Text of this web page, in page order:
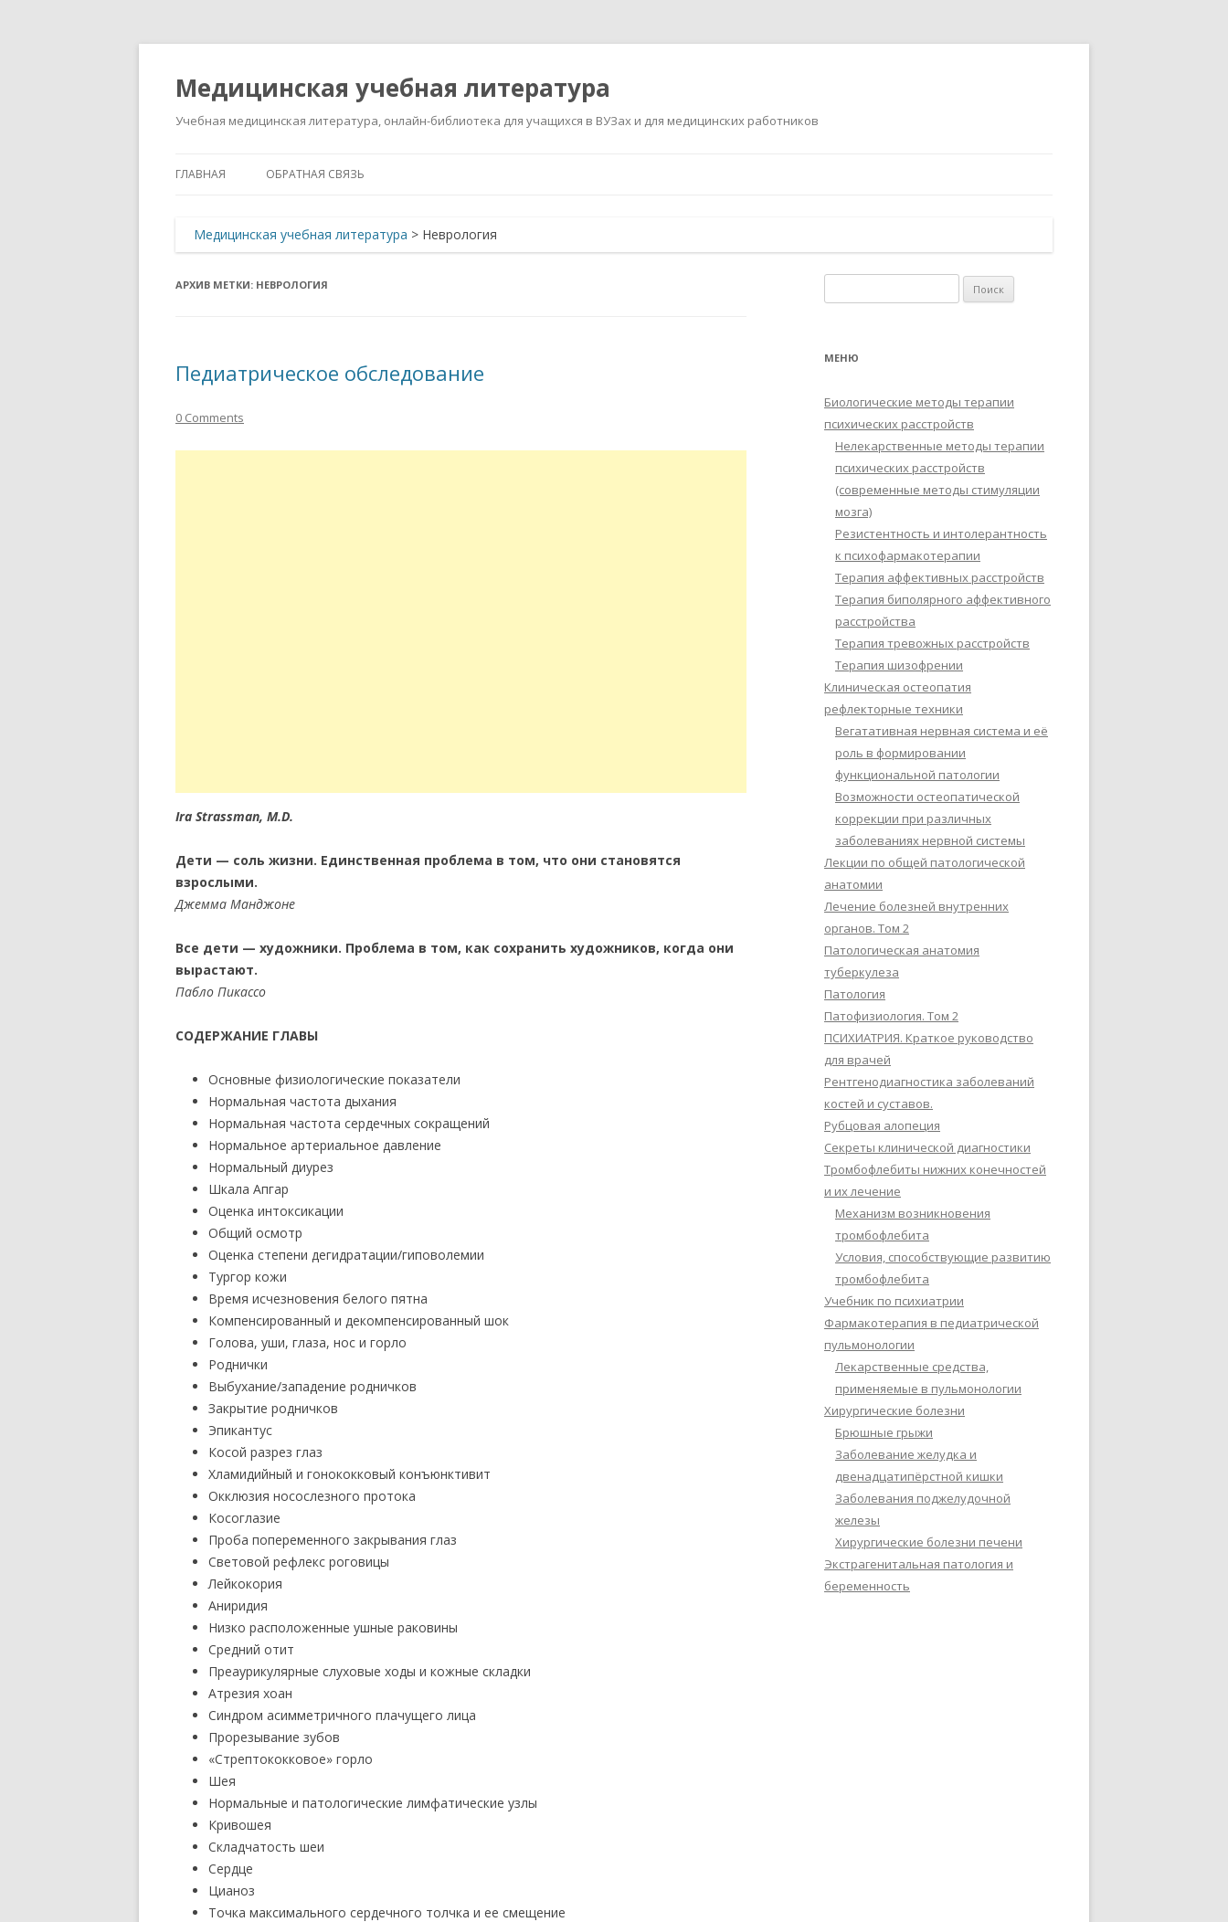
Медицинская учебная литература
Учебная медицинская литература, онлайн-библиотека для учащихся в ВУЗах и для медицинских работников
ГЛАВНАЯ ОБРАТНАЯ СВЯЗЬ
Медицинская учебная литература > Неврология
АРХИВ МЕТКИ: НЕВРОЛОГИЯ
Педиатрическое обследование
0 Comments
Ira Strassman, M.D.
Дети — соль жизни. Единственная проблема в том, что они становятся
взрослыми.
Джемма Манджоне
Все дети — художники. Проблема в том, как сохранить художников, когда они
вырастают.
Пабло Пикассо
СОДЕРЖАНИЕ ГЛАВЫ
Основные физиологические показатели
Нормальная частота дыхания
Нормальная частота сердечных сокращений
Нормальное артериальное давление
Нормальный диурез
Шкала Апгар
Оценка интоксикации
Общий осмотр
Оценка степени дегидратации/гиповолемии
Тургор кожи
Время исчезновения белого пятна
Компенсированный и декомпенсированный шок
Голова, уши, глаза, нос и горло
Роднички
Выбухание/западение родничков
Закрытие родничков
Эпикантус
Косой разрез глаз
Хламидийный и гонококковый конъюнктивит
Окклюзия носослезного протока
Косоглазие
Проба попеременного закрывания глаз
Световой рефлекс роговицы
Лейкокория
Аниридия
Низко расположенные ушные раковины
Средний отит
Преаурикулярные слуховые ходы и кожные складки
Атрезия хоан
Синдром асимметричного плачущего лица
Прорезывание зубов
«Стрептококковое» горло
Шея
Нормальные и патологические лимфатические узлы
Кривошея
Складчатость шеи
Сердце
Цианоз
Точка максимального сердечного толчка и ее смещение
МЕНЮ
Биологические методы терапии
психических расстройств
Нелекарственные методы терапии
психических расстройств
(современные методы стимуляции
мозга)
Резистентность и интолерантность
к психофармакотерапии
Терапия аффективных расстройств
Терапия биполярного аффективного
расстройства
Терапия тревожных расстройств
Терапия шизофрении
Клиническая остеопатия
рефлекторные техники
Вегатативная нервная система и её
роль в формировании
функциональной патологии
Возможности остеопатической
коррекции при различных
заболеваниях нервной системы
Лекции по общей патологической
анатомии
Лечение болезней внутренних
органов. Том 2
Патологическая анатомия
туберкулеза
Патология
Патофизиология. Том 2
ПСИХИАТРИЯ. Краткое руководство
для врачей
Рентгенодиагностика заболеваний
костей и суставов.
Рубцовая алопеция
Секреты клинической диагностики
Тромбофлебиты нижних конечностей
и их лечение
Механизм возникновения
тромбофлебита
Условия, способствующие развитию
тромбофлебита
Учебник по психиатрии
Фармакотерапия в педиатрической
пульмонологии
Лекарственные средства,
применяемые в пульмонологии
Хирургические болезни
Брюшные грыжи
Заболевание желудка и
двенадцатипёрстной кишки
Заболевания поджелудочной
железы
Хирургические болезни печени
Экстрагенитальная патология и
беременность